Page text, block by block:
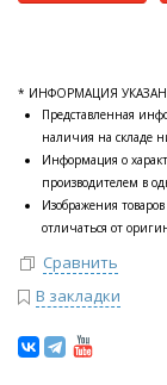
* ИНФОРМАЦИЯ
Представленная
наличия на складе
Информация о
производителем в
Изображения
отличаться от
Сравнить
В закладки